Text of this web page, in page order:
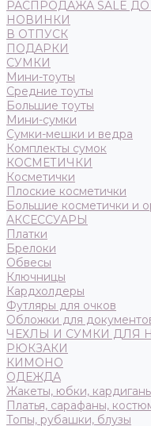
РАСПРОДАЖА SALE ДО
НОВИНКИ
В ОТПУСК
ПОДАРКИ
СУМКИ
Мини-тоуты
Средние тоуты
Большие тоуты
Мини-сумки
Сумки-мешки и ведра
Комплекты сумок
КОСМЕТИЧКИ
Косметички
Плоские косметички
Большие косметички и
АКСЕССУАРЫ
Платки
Брелоки
Обвесы
Ключницы
Кардхолдеры
Футляры для очков
Обложки для
ЧЕХЛЫ И СУМКИ ДЛЯ
РЮКЗАКИ
КИМОНО
ОДЕЖДА
Жакеты, юбки,
Платья, сарафаны,
Топы, рубашки, блузы